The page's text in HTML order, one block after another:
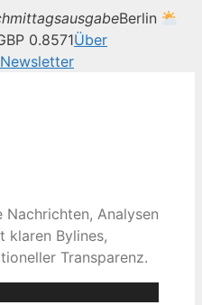
Berlin
0.8571Über
Newsletter
Analysen
Bylines,
Transparenz.